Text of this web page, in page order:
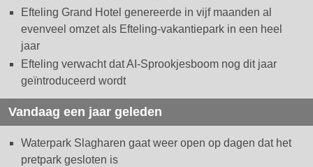
Efteling Grand Hotel genereerde in vijf maanden al
evenveel omzet als Efteling-vakantiepark in een heel
jaar
Efteling verwacht dat AI-Sprookjesboom nog dit jaar
geïntroduceerd wordt
Vandaag een jaar geleden
Waterpark Slagharen gaat weer open op dagen dat het
pretpark gesloten is